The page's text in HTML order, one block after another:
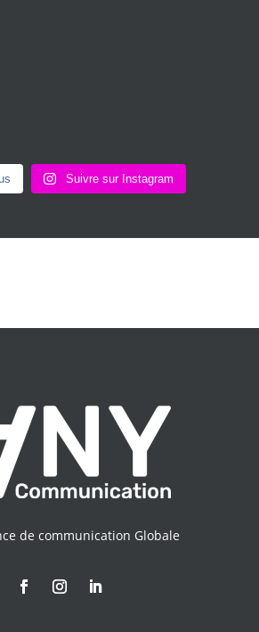
Suivre sur Instagram
de communication Globale